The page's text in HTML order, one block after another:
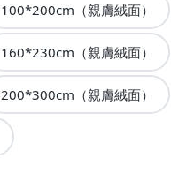
100*200cm（親膚絨面）
160*230cm（親膚絨面）
200*300cm（親膚絨面）